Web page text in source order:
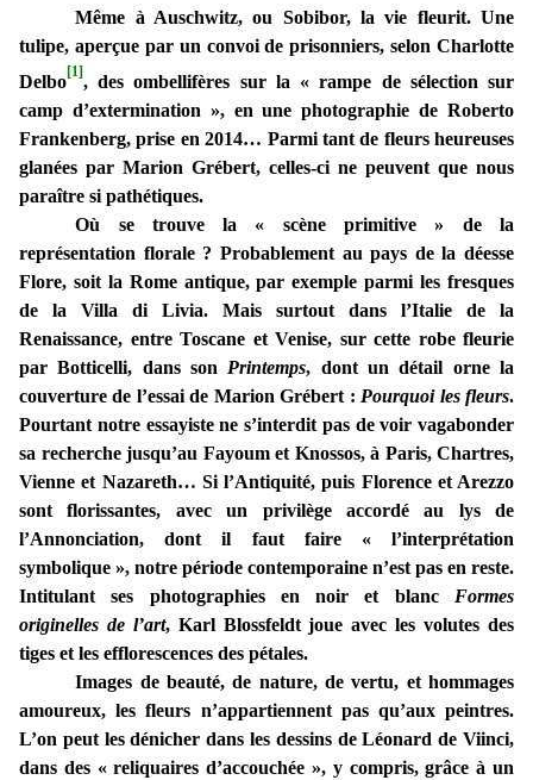
Même à Auschwitz, ou Sobibor, la vie fleurit. Une
tulipe, aperçue par un convoi de prisonniers, selon Charlotte
Delbo[1], des ombellifères sur la « rampe de sélection sur
camp d’extermination », en une photographie de Roberto
Frankenberg, prise en 2014… Parmi tant de fleurs heureuses
glanées par Marion Grébert, celles-ci ne peuvent que nous
paraître si pathétiques.
Où se trouve la « scène primitive » de la
représentation florale ? Probablement au pays de la déesse
Flore, soit la Rome antique, par exemple parmi les fresques
de la Villa di Livia. Mais surtout dans l’Italie de la
Renaissance, entre Toscane et Venise, sur cette robe fleurie
par Botticelli, dans son Printemps, dont un détail orne la
couverture de l’essai de Marion Grébert : Pourquoi les fleurs.
Pourtant notre essayiste ne s’interdit pas de voir vagabonder
sa recherche jusqu’au Fayoum et Knossos, à Paris, Chartres,
Vienne et Nazareth… Si l’Antiquité, puis Florence et Arezzo
sont florissantes, avec un privilège accordé au lys de
l’Annonciation, dont il faut faire « l’interprétation
symbolique », notre période contemporaine n’est pas en reste.
Intitulant ses photographies en noir et blanc Formes
originelles de l’art, Karl Blossfeldt joue avec les volutes des
tiges et les efflorescences des pétales.
Images de beauté, de nature, de vertu, et hommages
amoureux, les fleurs n’appartiennent pas qu’aux peintres.
L’on peut les dénicher dans les dessins de Léonard de Viinci,
dans des « reliquaires d’accouchée », y compris, grâce à un